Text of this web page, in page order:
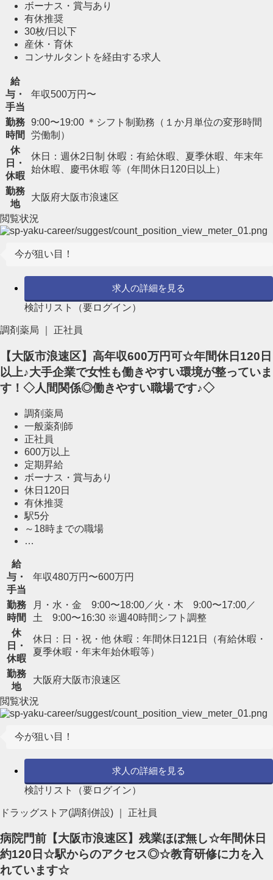
ボーナス・賞与あり
有休推奨
30枚/日以下
産休・育休
コンサルタントを経由する求人
給
与・
手当
年収500万円〜
勤務
時間
9:00〜19:00 ＊シフト制勤務（１か月単位の変形時間
労働制）
休
日・
休暇
休日：週休2日制 休暇：有給休暇、夏季休暇、年末年
始休暇、慶弔休暇 等（年間休日120日以上）
勤務
地
大阪府大阪市浪速区
閲覧状況
今が狙い目！
求人の詳細を見る
検討リスト（要ログイン）
調剤薬局 ｜ 正社員
【大阪市浪速区】高年収600万円可☆年間休日120日
以上♪大手企業で女性も働きやすい環境が整っていま
す！◇人間関係◎働きやすい職場です♪◇
調剤薬局
一般薬剤師
正社員
600万以上
定期昇給
ボーナス・賞与あり
休日120日
有休推奨
駅5分
～18時までの職場
…
給
与・
手当
年収480万円〜600万円
勤務
時間
月・水・金 9:00〜18:00／火・木 9:00〜17:00／
土 9:00〜16:30 ※週40時間シフト調整
休
日・
休暇
休日：日・祝・他 休暇：年間休日121日（有給休暇・
夏季休暇・年末年始休暇等）
勤務
地
大阪府大阪市浪速区
閲覧状況
今が狙い目！
求人の詳細を見る
検討リスト（要ログイン）
ドラッグストア(調剤併設) ｜ 正社員
病院門前【大阪市浪速区】残業ほぼ無し☆年間休日
約120日☆駅からのアクセス◎☆教育研修に力を入
れています☆